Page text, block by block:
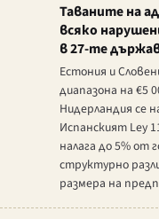
Таваните на
всяко
в 27-те
Естония и
диапазона на €5
Нидерландия се
Испанският Ley
налага до 5% от
структурно
размера на